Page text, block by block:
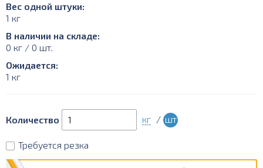
Вес одной штуки:
1 кг
В наличии на складе:
0 кг / 0 шт.
Ожидается:
1 кг
Количество кг / шт
Требуется резка